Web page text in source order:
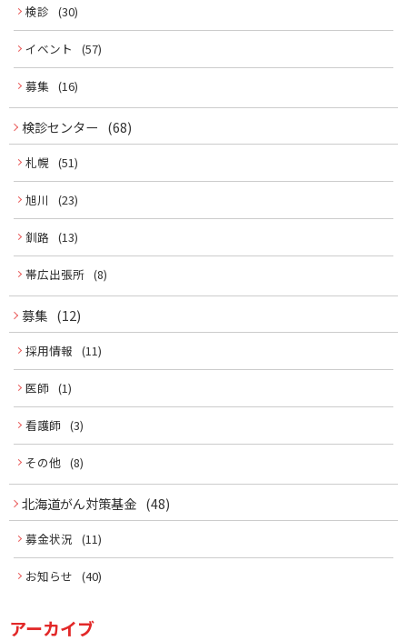
ョ
ン
メ
ニ
ュ
ー
検診 (30)
イベント (57)
募集 (16)
検診センター (68)
札幌 (51)
旭川 (23)
釧路 (13)
帯広出張所 (8)
募集 (12)
採用情報 (11)
医師 (1)
看護師 (3)
その他 (8)
北海道がん対策基金 (48)
募金状況 (11)
お知らせ (40)
アーカイブ